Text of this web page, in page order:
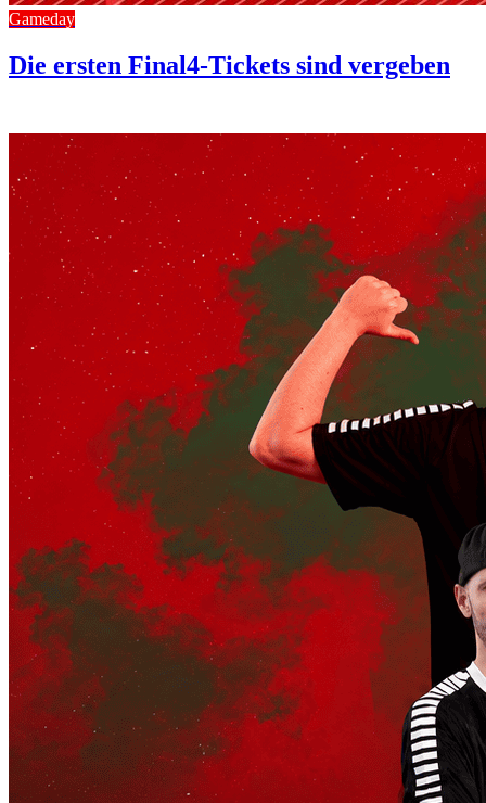
Gameday
Die ersten Final4-Tickets sind vergeben